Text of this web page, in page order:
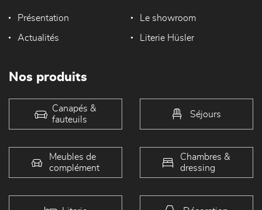
Présentation Le showroom
Actualités Literie Hüsler
Nos produits
Canapés &
fauteuils
Séjours
Meubles de
complément
Chambres &
dressing